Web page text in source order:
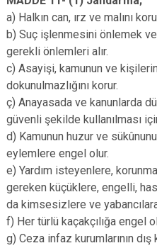
a) Halkın can, ırz ve malını
b) Suç işlenmesini önlemek
gerekli önlemleri alır.
c) Asayişi, kamunun ve
dokunulmazlığını korur.
ç) Anayasada ve kanunlarda
güvenli şekilde kullanılması
d) Kamunun huzur ve
eylemlere engel olur.
e) Yardım isteyenlere,
gereken küçüklere, engelli,
da kimsesizlere ve
f) Her türlü kaçakçılığa engel
g) Ceza infaz kurumlarının dış